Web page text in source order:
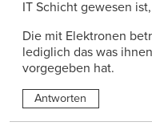
IT Schicht gewesen
Die mit Elektronen
lediglich das was
vorgegeben hat.
Antworten